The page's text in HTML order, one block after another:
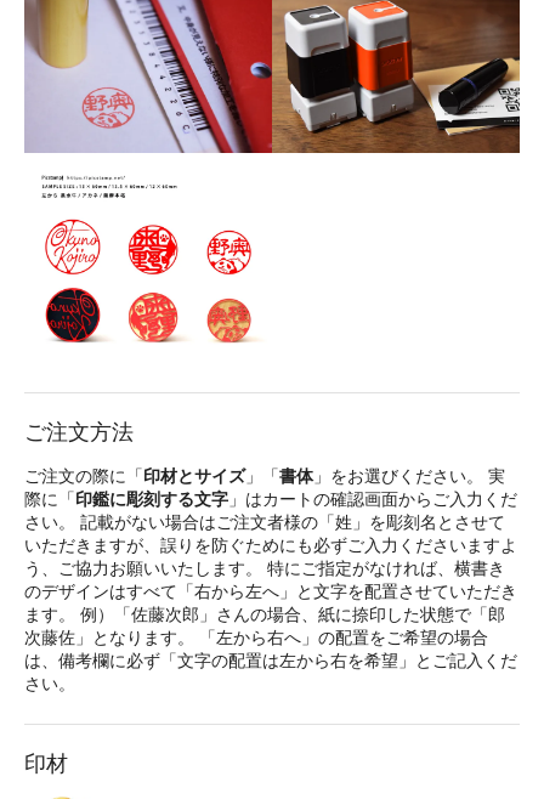
ご注文方法
ご注文の際に「印材とサイズ」「書体」をお選びください。 実
際に「印鑑に彫刻する文字 」はカートの確認画面からご入力くだ
さい。 記載がない場合はご注文者様の「姓」を彫刻名とさせて
いただきますが、誤りを防ぐためにも必ずご入力くださいますよ
う、ご協力お願いいたします。 特にご指定がなければ、横書き
のデザインはすべて「右から左へ」と文字を配置させていただき
ます。 例）「佐藤次郎」さんの場合、紙に捺印した状態で「郎
次藤佐」となります。 「左から右へ」の配置をご希望の場合
は、備考欄に必ず「文字の配置は左から右を希望」とご記入くだ
さい。
印材